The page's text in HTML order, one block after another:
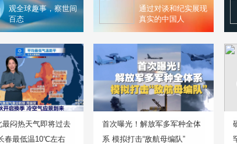
观全球趣事，察世间
百态
通过对谈和纪实展现
真实的中国人
最闷热天气即将过去
春最低温10℃左右
首次曝光！解放军多军种全体
系 模拟打击“敌航母编队”